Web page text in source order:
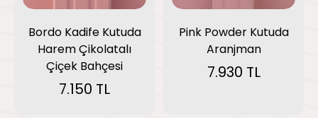
Bordo Kadife Kutuda
Harem Çikolatalı
Çiçek Bahçesi
7.150 TL
Pink Powder Kutuda
Aranjman
7.930 TL